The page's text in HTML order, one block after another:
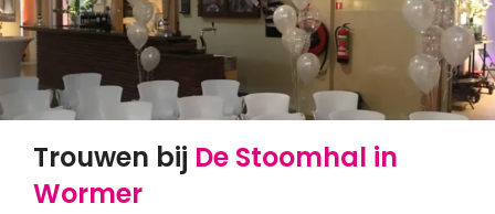
Trouwen bij De Stoomhal in
Wormer